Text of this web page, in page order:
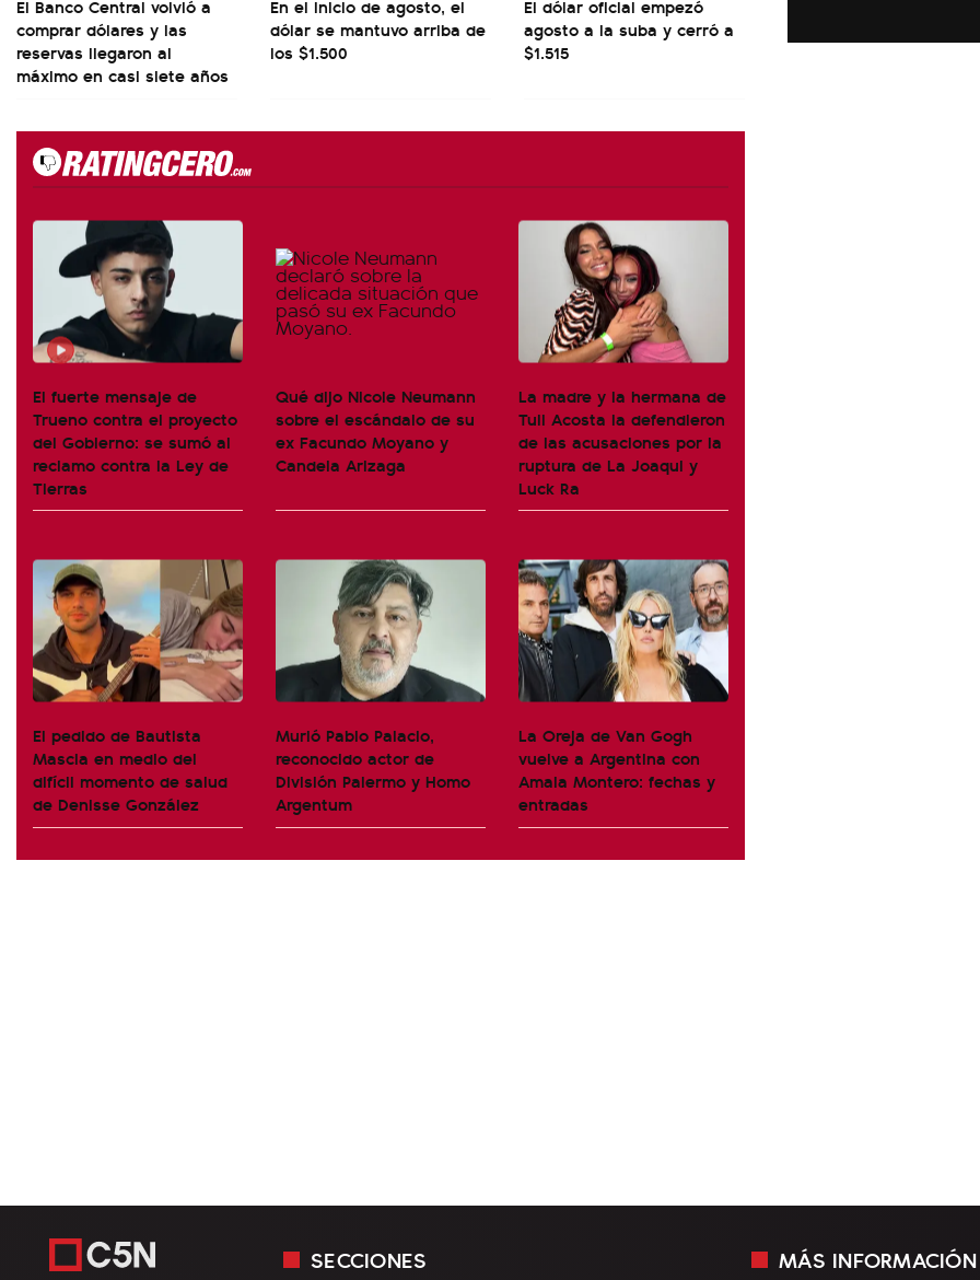
El Banco Central volvió a
comprar dólares y las
reservas llegaron al
máximo en casi siete años
En el inicio de agosto, el
dólar se mantuvo arriba de
los $1.500
El dólar oficial empezó
agosto a la suba y cerró a
$1.515
El fuerte mensaje de
Trueno contra el proyecto
del Gobierno: se sumó al
reclamo contra la Ley de
Tierras
Qué dijo Nicole Neumann
sobre el escándalo de su
ex Facundo Moyano y
Candela Arizaga
La madre y la hermana de
Tuli Acosta la defendieron
de las acusaciones por la
ruptura de La Joaqui y
Luck Ra
El pedido de Bautista
Mascia en medio del
difícil momento de salud
de Denisse González
Murió Pablo Palacio,
reconocido actor de
División Palermo y Homo
Argentum
La Oreja de Van Gogh
vuelve a Argentina con
Amaia Montero: fechas y
entradas
SECCIONES MÁS INFORMACIÓN